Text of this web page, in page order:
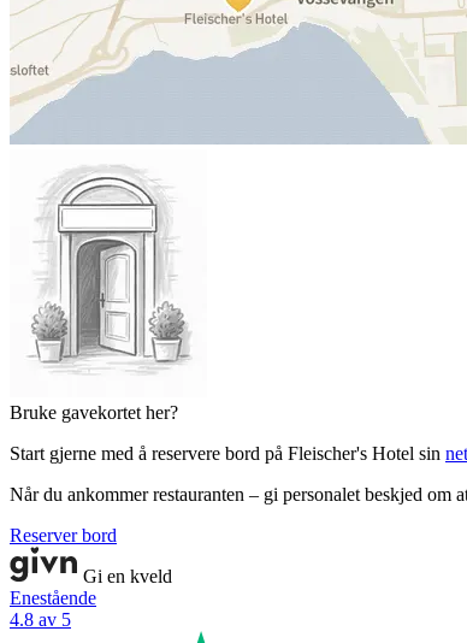
Bruke gavekortet her?
Start gjerne med å reservere bord på Fleischer's Hotel sin
Når du ankommer restauranten – gi personalet beskjed om
Reserver bord
Gi en kveld
Enestående
4.8 av 5